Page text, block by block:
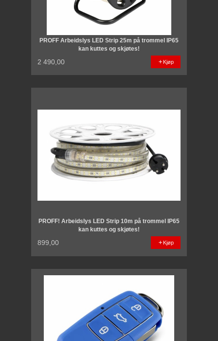
PROFF Arbeidslys LED Strip 25m på trommel IP65
kan kuttes og skjøtes!
2 490,00 Kjøp
PROFF! Arbeidslys LED Strip 10m på trommel IP65
kan kuttes og skjøtes!
899,00 Kjøp